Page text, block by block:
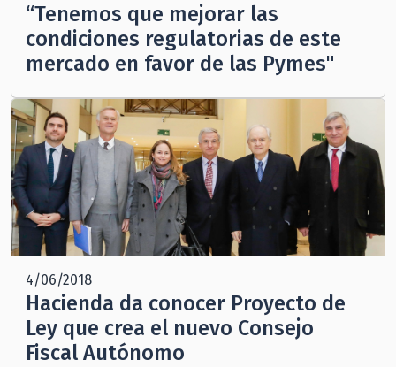
“Tenemos que mejorar las
condiciones regulatorias de este
mercado en favor de las Pymes"
4/06/2018
Hacienda da conocer Proyecto de
Ley que crea el nuevo Consejo
Fiscal Autónomo